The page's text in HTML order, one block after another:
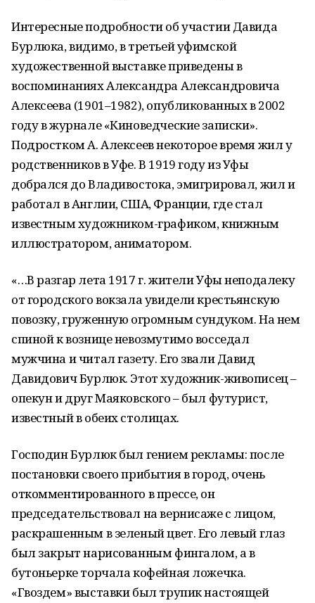
Интересные подробности об участии Давида
Бурлюка, видимо, в третьей уфимской
художественной выставке приведены в
воспоминаниях Александра Александровича
Алексеева (1901–1982), опубликованных в 2002
году в журнале «Киноведческие записки».
Подростком А. Алексеев некоторое время жил у
родственников в Уфе. В 1919 году из Уфы
добрался до Владивостока, эмигрировал, жил и
работал в Англии, США, Франции, где стал
известным художником-графиком, книжным
иллюстратором, аниматором.
«…В разгар лета 1917 г. жители Уфы неподалеку
от городского вокзала увидели крестьянскую
повозку, груженную огромным сундуком. На нем
спиной к вознице невозмутимо восседал
мужчина и читал газету. Его звали Давид
Давидович Бурлюк. Этот художник-живописец –
опекун и друг Маяковского – был футурист,
известный в обеих столицах.
Господин Бурлюк был гением рекламы: после
постановки своего прибытия в город, очень
откомментированного в прессе, он
председательствовал на вернисаже с лицом,
раскрашенным в зеленый цвет. Его левый глаз
был закрыт нарисованным фингалом, а в
бутоньерке торчала кофейная ложечка.
«Гвоздем» выставки был трупик настоящей